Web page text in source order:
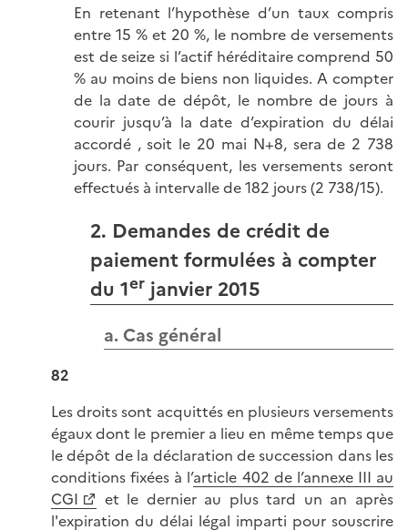
En retenant l’hypothèse d’un taux compris
entre 15 % et 20 %, le nombre de versements
est de seize si l’actif héréditaire comprend 50
% au moins de biens non liquides. A compter
de la date de dépôt, le nombre de jours à
courir jusqu’à la date d’expiration du délai
accordé , soit le 20 mai N+8, sera de 2 738
jours. Par conséquent, les versements seront
effectués à intervalle de 182 jours (2 738/15).
2. Demandes de crédit de
paiement formulées à compter
du 1er janvier 2015
a. Cas général
82
Les droits sont acquittés en plusieurs versements
égaux dont le premier a lieu en même temps que
le dépôt de la déclaration de succession dans les
conditions fixées à l’article 402 de l’annexe III au
CGI
et le dernier au plus tard un an après
l'expiration du délai légal imparti pour souscrire